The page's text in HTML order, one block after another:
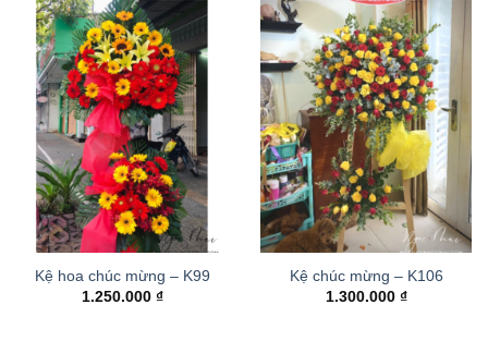
Kệ hoa chúc mừng – K99
1.250.000 ₫
Kệ chúc mừng – K106
1.300.000 ₫